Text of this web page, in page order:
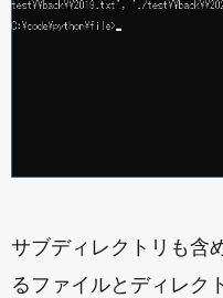
サブディレクトリも含
るファイルとディレク